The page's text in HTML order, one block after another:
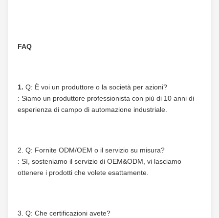
FAQ
1. Q: È voi un produttore o la società per azioni?
: Siamo un produttore professionista con più di 10 anni di
esperienza di campo di automazione industriale.
2. Q: Fornite ODM/OEM o il servizio su misura?
: Sì, sosteniamo il servizio di OEM&ODM, vi lasciamo
ottenere i prodotti che volete esattamente.
3. Q: Che certificazioni avete?